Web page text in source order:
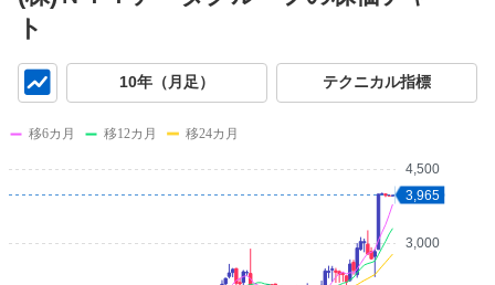
ト
10年（月足） テクニカル指標
3,000
4,500
3,965
移6カ月 移12カ月 移24カ月